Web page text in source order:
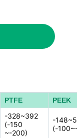
PTFE PEEK
-328~392
(-150
~-200)
-
(-